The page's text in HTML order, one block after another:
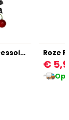
Cherry 50's Dame Accessoire Set Roze
€
Op